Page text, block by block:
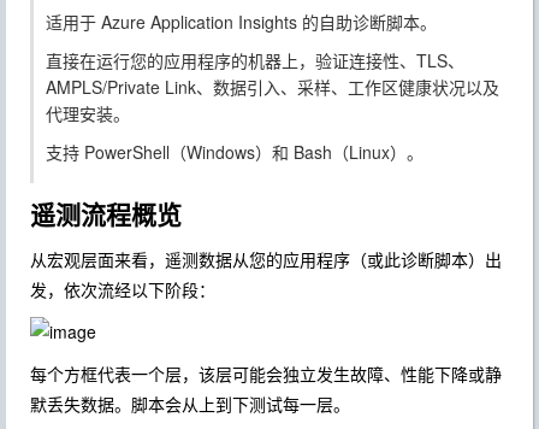
适用于 Azure Application Insights 的自助诊断脚本。
直接在运行您的应用程序的机器上，验证连接性、TLS、
AMPLS/Private Link、数据引入、采样、工作区健康状况以及
代理安装。
支持 PowerShell（Windows）和 Bash（Linux）。
遥测流程概览
从宏观层面来看，遥测数据从您的应用程序（或此诊断脚本）出
发，依次流经以下阶段：
每个方框代表一个层，该层可能会独立发生故障、性能下降或静
默丢失数据。 脚本会从上到下测试每一层。